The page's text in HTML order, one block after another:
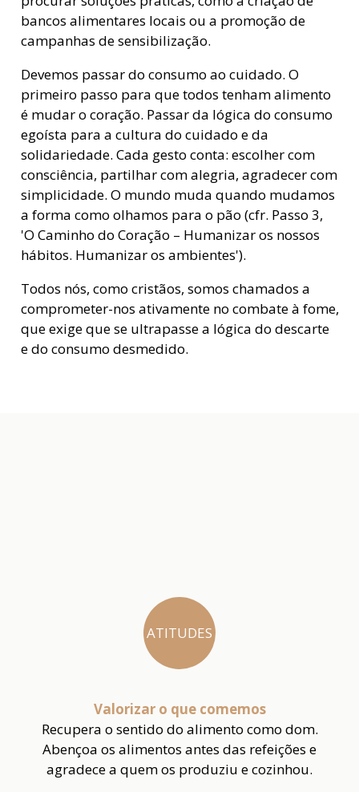
bancos alimentares locais ou a promoção de
campanhas de sensibilização.
Devemos passar do consumo ao cuidado. O
primeiro passo para que todos tenham alimento
é mudar o coração. Passar da lógica do consumo
egoísta para a cultura do cuidado e da
solidariedade. Cada gesto conta: escolher com
consciência, partilhar com alegria, agradecer com
simplicidade. O mundo muda quando mudamos
a forma como olhamos para o pão (cfr. Passo 3,
'O Caminho do Coração – Humanizar os nossos
hábitos. Humanizar os ambientes').
Todos nós, como cristãos, somos chamados a
comprometer-nos ativamente no combate à fome,
que exige que se ultrapasse a lógica do descarte
e do consumo desmedido.
ATITUDES
Valorizar o que comemos
Recupera o sentido do alimento como dom.
Abençoa os alimentos antes das refeições e
agradece a quem os produziu e cozinhou.